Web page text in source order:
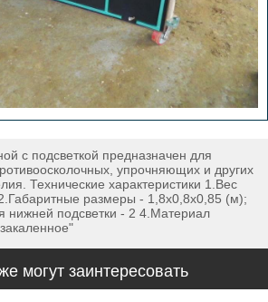
с подсветкой предназначен для
упрочняющих и других
Технические характеристики 1.Вес
2.Габаритные размеры - 1,8х0,8х0,85 (м);
нижней подсветки - 2 4.Материал
могут заинтересовать